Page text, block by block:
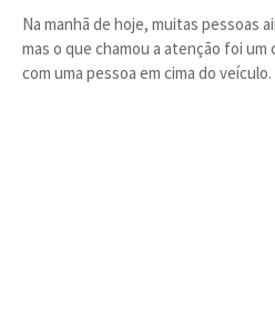
Na manhã de hoje, muitas pessoas
mas o que chamou a atenção foi
com uma pessoa em cima do veículo.